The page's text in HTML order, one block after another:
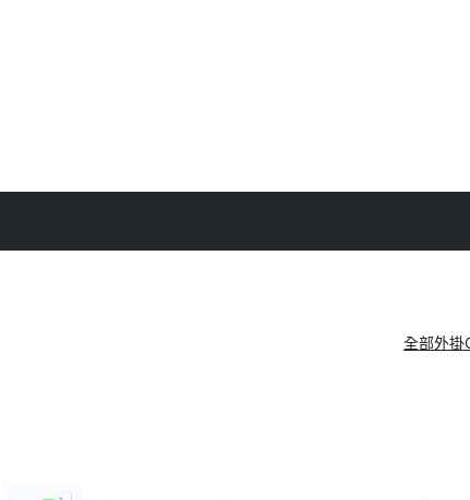
全部外掛